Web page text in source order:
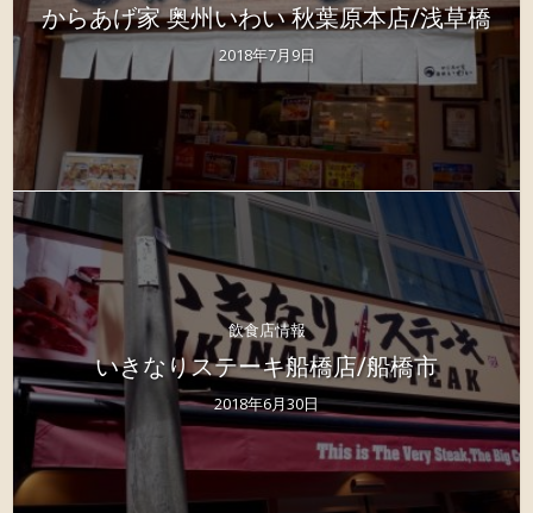
からあげ家 奥州いわい 秋葉原本店/浅草橋
2018年7月9日
飲食店情報
いきなりステーキ船橋店/船橋市
2018年6月30日